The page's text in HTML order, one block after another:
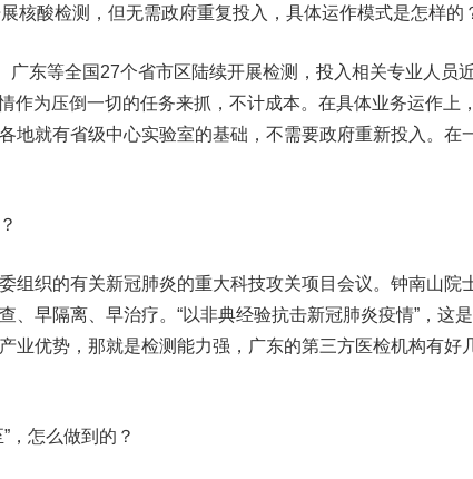
酸检测，但无需政府重复投入，具体运作模式是怎样的
东等全国27个省市区陆续开展检测，投入相关专业人员
作为压倒一切的任务来抓，不计成本。在具体业务运作上
地就有省级中心实验室的基础，不需要政府重新投入。在
织的有关新冠肺炎的重大科技攻关项目会议。钟南山院
早隔离、早治疗。“以非典经验抗击新冠肺炎疫情”，这
业优势，那就是检测能力强，广东的第三方医检机构有好
怎么做到的？